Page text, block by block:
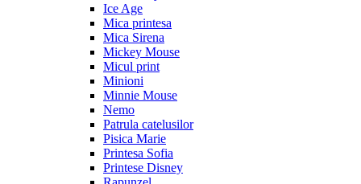
Ice Age
Mica printesa
Mica Sirena
Mickey Mouse
Micul print
Minioni
Minnie Mouse
Nemo
Patrula catelusilor
Pisica Marie
Printesa Sofia
Printese Disney